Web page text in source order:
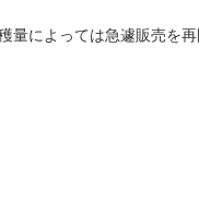
量によっては急遽販売を